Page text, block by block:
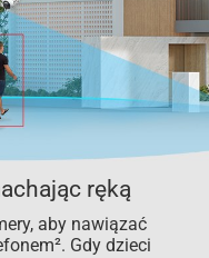
ręką
aby nawiązać
Gdy dzieci